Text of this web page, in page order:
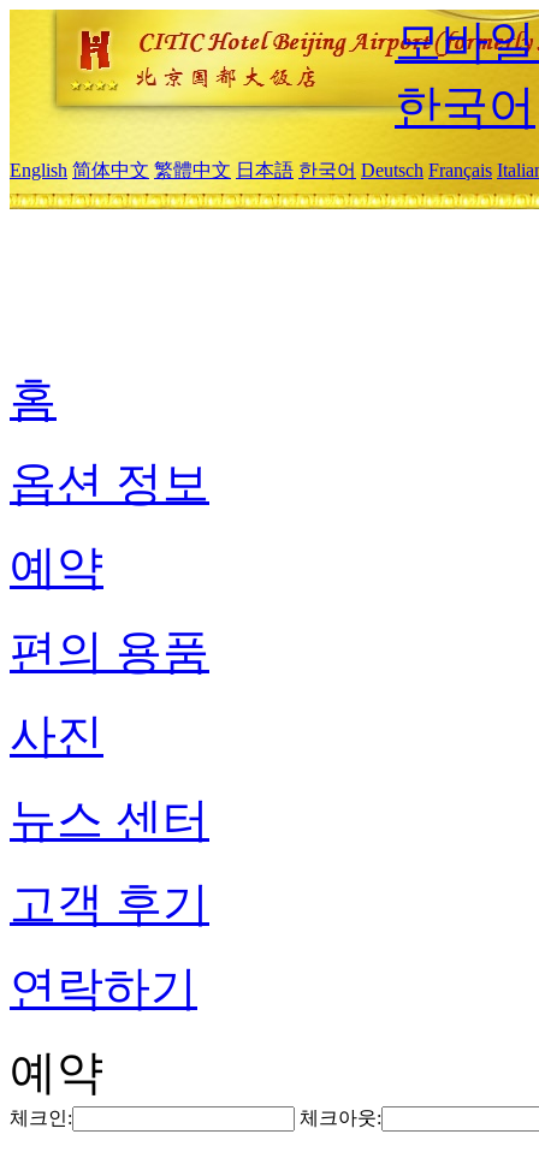
모바
한국어
English 简体中文 繁體中文 日本語 한국어 Deutsch Français
홈
옵션 정보
예약
편의 용품
사진
뉴스 센터
고객 후기
연락하기
예약
체크인: 체크아웃: